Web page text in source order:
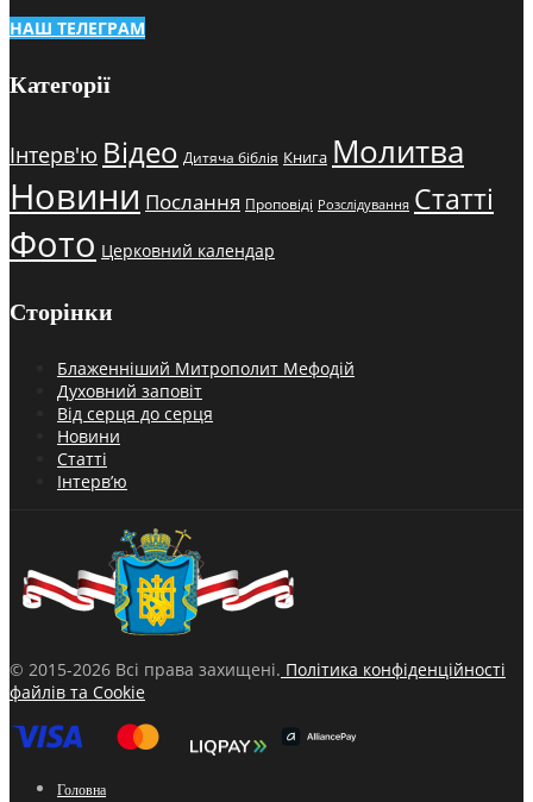
НАШ ТЕЛЕГРАМ
Категорії
Інтерв'ю Відео Дитяча біблія Книга Молитва
Новини Послання Проповіді Розслідування Статті
Фото Церковний календар
Сторінки
Блаженніший Митрополит Мефодій
Духовний заповіт
Від серця до серця
Новини
Статті
Інтерв’ю
© 2015-2026 Всі права захищені. Політика конфіденційності
файлів та Cookie
Головна